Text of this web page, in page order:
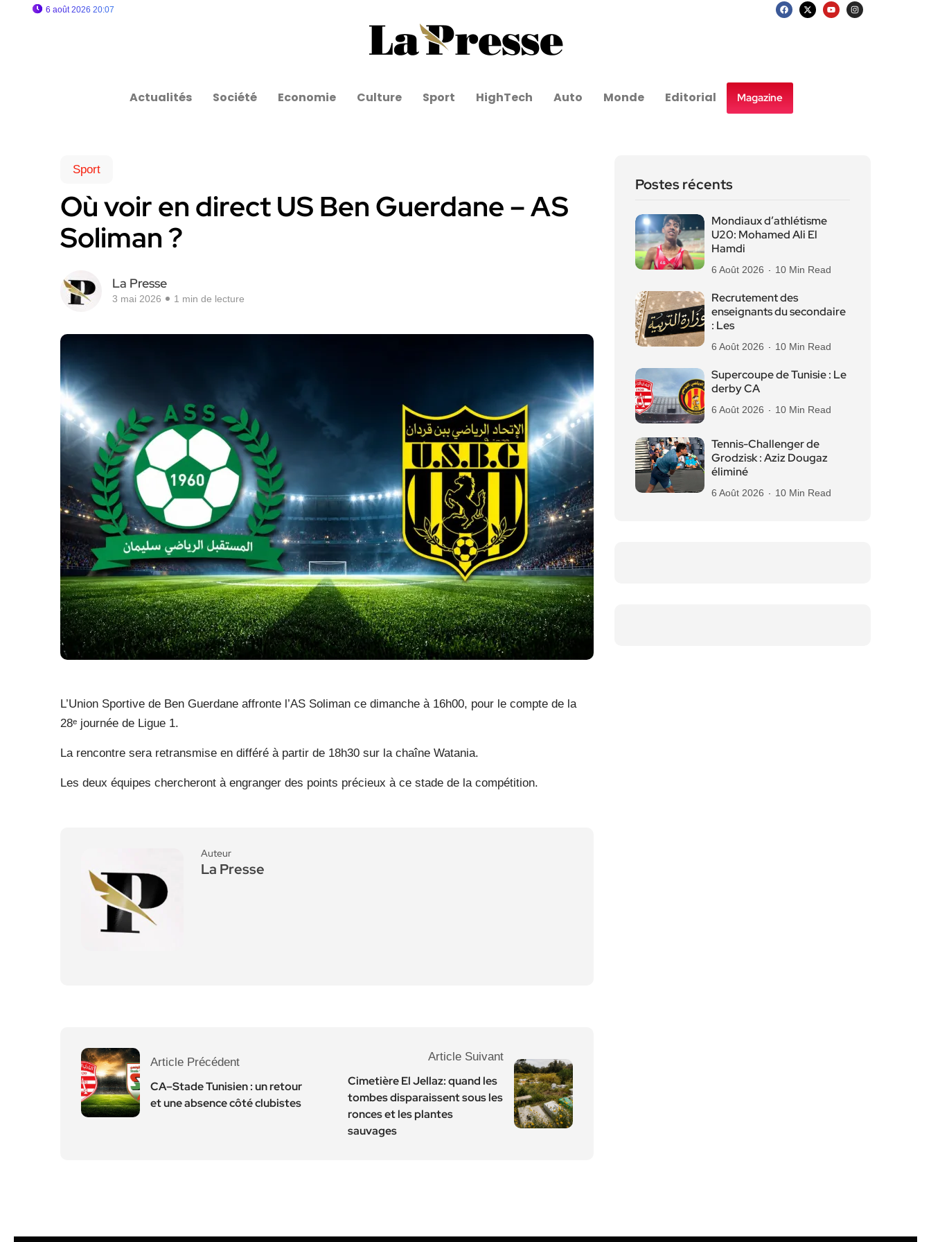
6 août 2026 20:07
Actualités Société Economie Culture Sport HighTech Auto Monde Editorial Magazine
Sport
Où voir en direct US Ben Guerdane – AS
Soliman ?
La Presse
3 mai 2026 1 min de lecture
L’Union Sportive de Ben Guerdane affronte l’AS Soliman ce dimanche à 16h00, pour le compte de la
28ᵉ journée de Ligue 1.
La rencontre sera retransmise en différé à partir de 18h30 sur la chaîne Watania.
Les deux équipes chercheront à engranger des points précieux à ce stade de la compétition.
Auteur
La Presse
Article Précédent
CA–Stade Tunisien : un retour
et une absence côté clubistes
Article Suivant
Cimetière El Jellaz: quand les
tombes disparaissent sous les
ronces et les plantes
sauvages
Postes récents
Mondiaux d’athlétisme
U20: Mohamed Ali El
Hamdi
6 Août 2026 10 Min Read
Recrutement des
enseignants du secondaire
: Les
6 Août 2026 10 Min Read
Supercoupe de Tunisie : Le
derby CA
6 Août 2026 10 Min Read
Tennis-Challenger de
Grodzisk : Aziz Dougaz
éliminé
6 Août 2026 10 Min Read